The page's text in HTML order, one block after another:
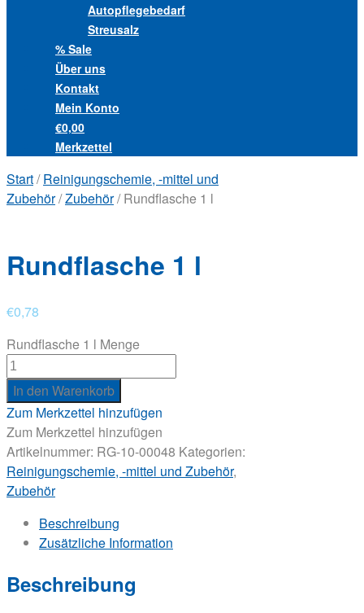
Autopflegebedarf
Streusalz
% Sale
Über uns
Kontakt
Mein Konto
€0,00
Merkzettel
Start/Reinigungschemie, -mittel und
Zubehör/Zubehör/ Rundflasche 1 l
Rundflasche 1 l
€0,78
Rundflasche 1 l Menge
In den Warenkorb
Zum Merkzettel hinzufügen
Zum Merkzettel hinzufügen
Artikelnummer: RG-10-00048 Kategorien:
Reinigungschemie, -mittel und Zubehör,
Zubehör
Beschreibung
Zusätzliche Information
Beschreibung